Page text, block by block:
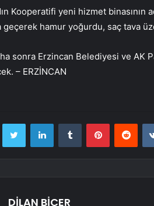
Kooperatifi yeni hizmet binasının
geçerek hamur yoğurdu, saç tava
sonra Erzincan Belediyesi ve AK
– ERZİNCAN
Twitter LinkedInTumblr Pinterest
DİLAN BİÇER